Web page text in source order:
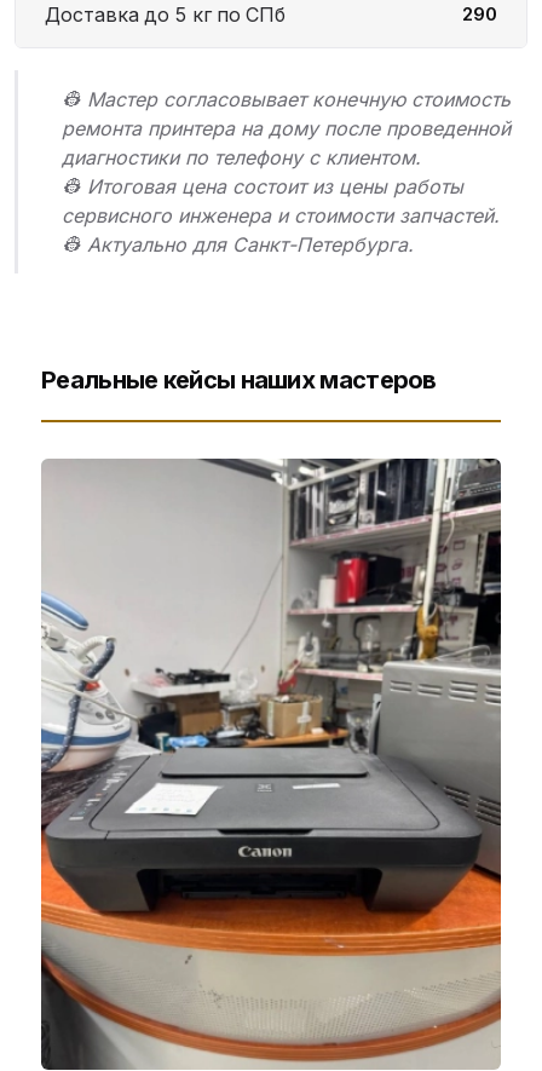
Доставка до 5 кг по СПб 290
👷 Мастер согласовывает конечную стоимость
ремонта принтера на дому после проведенной
диагностики по телефону с клиентом.
👷 Итоговая цена состоит из цены работы
сервисного инженера и стоимости запчастей.
👷 Актуально для Санкт-Петербурга.
Реальные кейсы наших мастеров